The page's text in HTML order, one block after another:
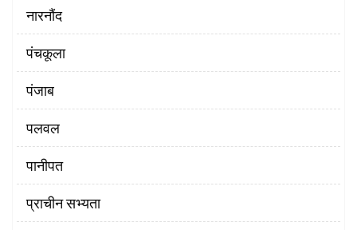
नारनौंद
पंचकूला
पंजाब
पलवल
पानीपत
प्राचीन सभ्यता